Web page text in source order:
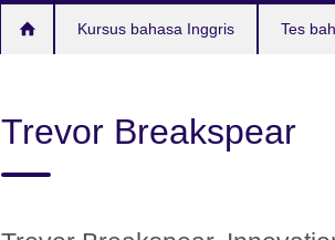
Kursus bahasa Inggris Tes
Trevor Breakspear